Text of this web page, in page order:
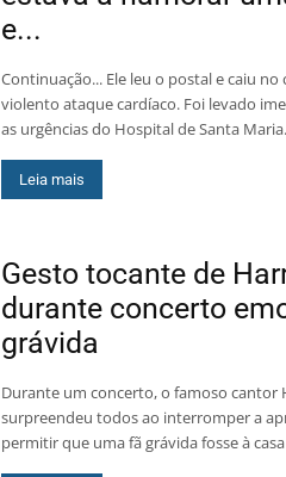
e...
Continuação... Ele leu o postal e caiu no
violento ataque cardíaco. Foi levado
as urgências do Hospital de Santa
Leia mais
Gesto tocante de
durante concerto
grávida
Durante um concerto, o famoso cantor
surpreendeu todos ao interromper a
permitir que uma fã grávida fosse à